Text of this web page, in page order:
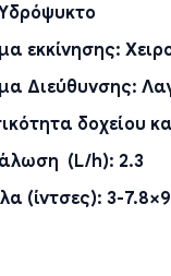
εκκίνησης:
Διεύθυνσης:
δοχείου
(L/h): 2.3
(ίντσες): 3-7.8×9